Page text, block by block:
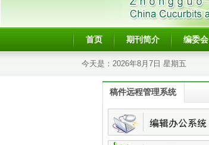
首页 期刊简介 编委会
今天是： 2026年8月7日 星期五
稿件远程管理系统